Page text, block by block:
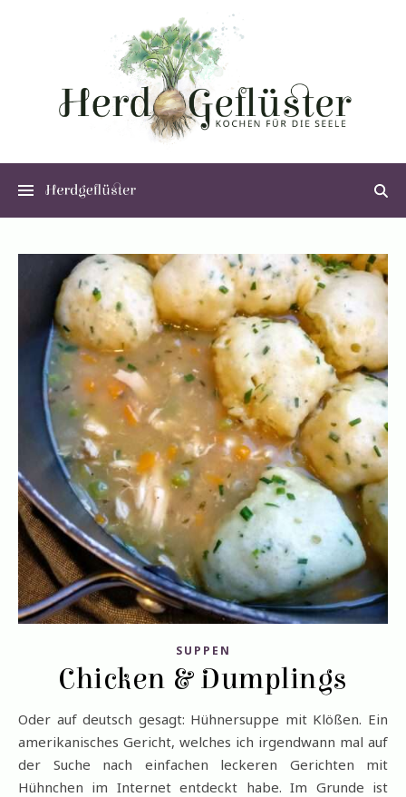
SUPPEN
Chicken & Dumplings
Oder auf deutsch gesagt: Hühnersuppe mit Klößen. Ein
amerikanisches Gericht, welches ich irgendwann mal auf
der Suche nach einfachen leckeren Gerichten mit
Hühnchen im Internet entdeckt habe. Im Grunde ist